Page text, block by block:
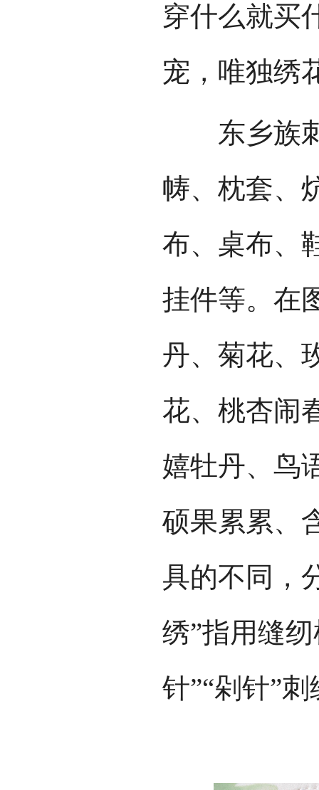
穿什么就买
宠，唯独绣
东乡族刺
帱、枕套、
布、桌布、
挂件等。在
丹、菊花、
花、桃杏闹
嬉牡丹、鸟
硕果累累、
具的不同，
绣”指用缝
针”“剁针”